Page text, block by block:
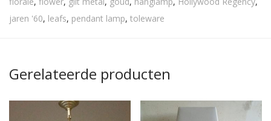
jaren '60, leafs, pendant lamp, toleware
Gerelateerde producten